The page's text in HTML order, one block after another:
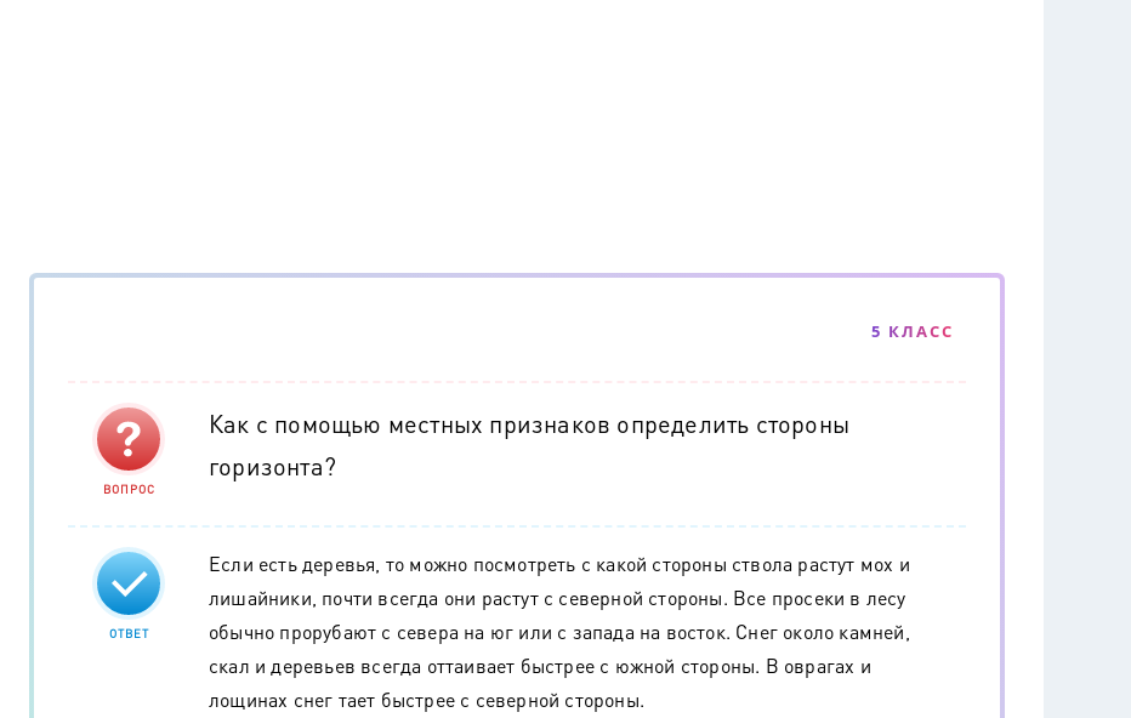
5 КЛАСС
ВОПРОС
Как с помощью местных признаков определить стороны
горизонта?
ОТВЕТ
Если есть деревья, то можно посмотреть с какой стороны ствола растут мох и
лишайники, почти всегда они растут с северной стороны. Все просеки в лесу
обычно прорубают с севера на юг или с запада на восток. Снег около камней,
скал и деревьев всегда оттаивает быстрее с южной стороны. В оврагах и
лощинах снег тает быстрее с северной стороны.